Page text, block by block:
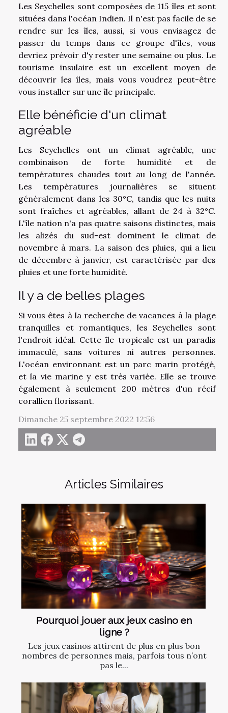
Articles Similaires
Pourquoi jouer aux jeux casino en
ligne ?
Les jeux casinos attirent de plus en plus bon
nombres de personnes mais, parfois tous n’ont
pas le...
Les Seychelles sont composées de 115 îles et sont
situées dans l'océan Indien. Il n'est pas facile de se
rendre sur les îles, aussi, si vous envisagez de
passer du temps dans ce groupe d'îles, vous
devriez prévoir d'y rester une semaine ou plus. Le
tourisme insulaire est un excellent moyen de
découvrir les îles, mais vous voudrez peut-être
vous installer sur une île principale.
Elle bénéficie d'un climat
agréable
Les Seychelles ont un climat agréable, une
combinaison de forte humidité et de
températures chaudes tout au long de l'année.
Les températures journalières se situent
généralement dans les 30°C, tandis que les nuits
sont fraîches et agréables, allant de 24 à 32°C.
L'île nation n'a pas quatre saisons distinctes, mais
les alizés du sud-est dominent le climat de
novembre à mars. La saison des pluies, qui a lieu
de décembre à janvier, est caractérisée par des
pluies et une forte humidité.
Il y a de belles plages
Si vous êtes à la recherche de vacances à la plage
tranquilles et romantiques, les Seychelles sont
l'endroit idéal. Cette île tropicale est un paradis
immaculé, sans voitures ni autres personnes.
L'océan environnant est un parc marin protégé,
et la vie marine y est très variée. Elle se trouve
également à seulement 200 mètres d'un récif
corallien florissant.
Dimanche 25 septembre 2022 12:56